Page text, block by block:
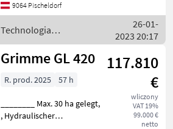
Bomet S239 -
9064 Pischeldorf
Technologia
ziemniaczana / Sonstige
26-01-
2023 20:17
Grimme GL 420
117.810
€
wliczony
VAT 19%
99.000 €
netto
R. prod. 2025 57 h
________ Max. 30 ha gelegt,
, Hydraulischer